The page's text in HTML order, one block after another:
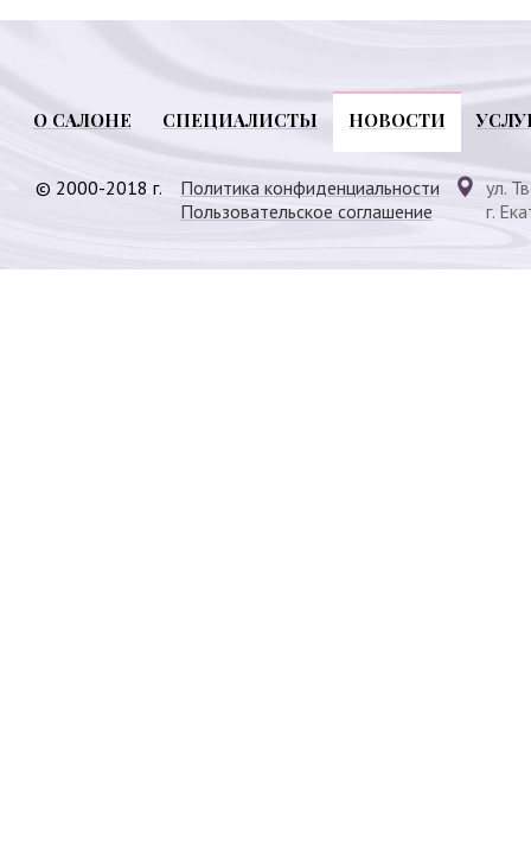
О САЛОНЕ СПЕЦИАЛИСТЫ НОВОСТИ
© 2000-2018 г.
Политика конфиденциальности
Пользовательское соглашение
ул.
г.